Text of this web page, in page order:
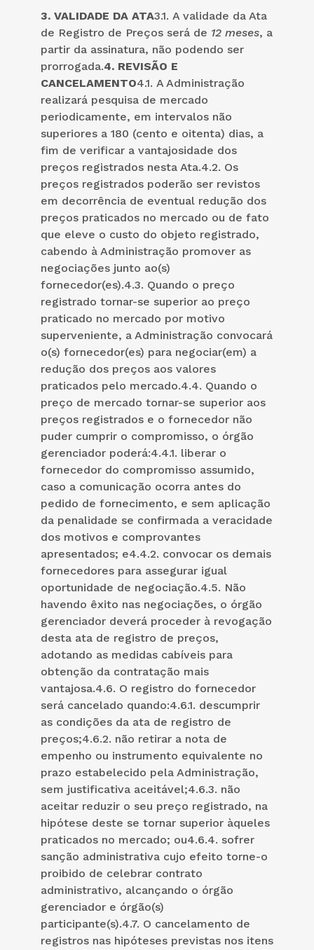
3. VALIDADE DA ATA3.1. A validade da Ata
de Registro de Preços será de 12 meses, a
partir da assinatura, não podendo ser
prorrogada.4. REVISÃO E
CANCELAMENTO4.1. A Administração
realizará pesquisa de mercado
periodicamente, em intervalos não
superiores a 180 (cento e oitenta) dias, a
fim de verificar a vantajosidade dos
preços registrados nesta Ata.4.2. Os
preços registrados poderão ser revistos
em decorrência de eventual redução dos
preços praticados no mercado ou de fato
que eleve o custo do objeto registrado,
cabendo à Administração promover as
negociações junto ao(s)
fornecedor(es).4.3. Quando o preço
registrado tornar-se superior ao preço
praticado no mercado por motivo
superveniente, a Administração convocará
o(s) fornecedor(es) para negociar(em) a
redução dos preços aos valores
praticados pelo mercado.4.4. Quando o
preço de mercado tornar-se superior aos
preços registrados e o fornecedor não
puder cumprir o compromisso, o órgão
gerenciador poderá:4.4.1. liberar o
fornecedor do compromisso assumido,
caso a comunicação ocorra antes do
pedido de fornecimento, e sem aplicação
da penalidade se confirmada a veracidade
dos motivos e comprovantes
apresentados; e4.4.2. convocar os demais
fornecedores para assegurar igual
oportunidade de negociação.4.5. Não
havendo êxito nas negociações, o órgão
gerenciador deverá proceder à revogação
desta ata de registro de preços,
adotando as medidas cabíveis para
obtenção da contratação mais
vantajosa.4.6. O registro do fornecedor
será cancelado quando:4.6.1. descumprir
as condições da ata de registro de
preços;4.6.2. não retirar a nota de
empenho ou instrumento equivalente no
prazo estabelecido pela Administração,
sem justificativa aceitável;4.6.3. não
aceitar reduzir o seu preço registrado, na
hipótese deste se tornar superior àqueles
praticados no mercado; ou4.6.4. sofrer
sanção administrativa cujo efeito torne-o
proibido de celebrar contrato
administrativo, alcançando o órgão
gerenciador e órgão(s)
participante(s).4.7. O cancelamento de
registros nas hipóteses previstas nos itens